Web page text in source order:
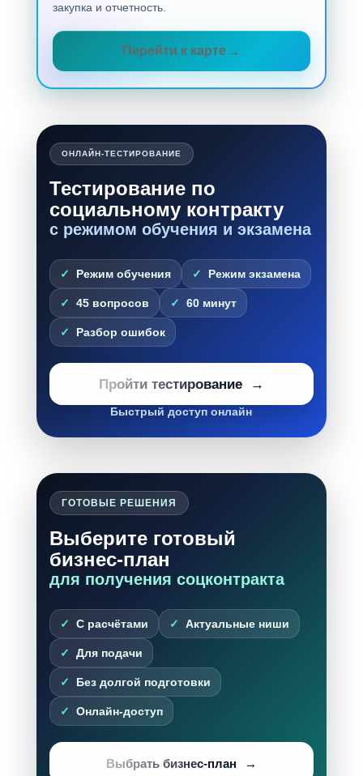
закупка и отчетность.
Перейти к карте
ОНЛАЙН-ТЕСТИРОВАНИЕ
Тестирование по
социальному контракту
с режимом обучения и экзамена
Режим обучения Режим экзамена
45 вопросов 60 минут
Разбор ошибок
Пройти тестирование
Быстрый доступ онлайн
ГОТОВЫЕ РЕШЕНИЯ
Выберите готовый
бизнес-план
для получения соцконтракта
С расчётами Актуальные ниши
Для подачи
Без долгой подготовки
Онлайн-доступ
Выбрать бизнес-план